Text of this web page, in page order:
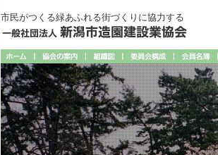
市民がつくる緑あふれる街づくりに協力する